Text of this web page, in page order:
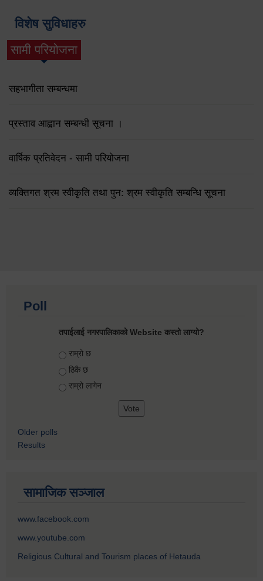
विशेष सुविधाहरु
सामी परियोजना
(active tab)
सहभागीता सम्बन्धमा
प्रस्ताव आह्वान सम्बन्धी सूचना ।
वार्षिक प्रतिवेदन - सामी परियोजना
व्यक्तिगत श्रम स्वीकृति तथा पुन: श्रम स्वीकृति सम्बन्धि सूचना
Poll
तपाईलाई नगरपालिकाको Website कस्तो लाग्यो?
Choices
राम्रो छ
ठिकै छ
राम्रो लागेन
Older polls
Results
सामाजिक सञ्जाल
www.facebook.com
www.youtube.com
Religious Cultural and Tourism places of Hetauda